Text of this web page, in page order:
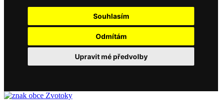
Souhlasím
Odmítám
Upravit mé předvolby